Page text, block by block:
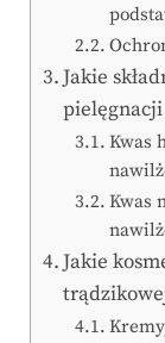
Jakie
Kwas
Kwas
Jakie